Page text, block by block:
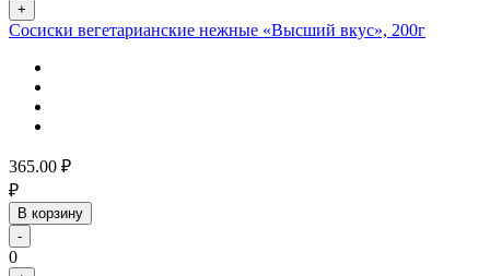
+
Сосиски вегетарианские нежные «Высший вкус», 200г
365.00 ₽
₽
В корзину
-
0